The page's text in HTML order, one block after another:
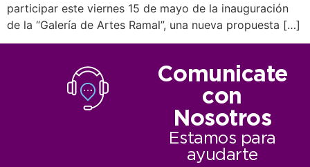
participar este viernes 15 de mayo de la inauguración
de la “Galería de Artes Ramal”, una nueva propuesta […]
Comunicate
con
Nosotros
Estamos para
ayudarte